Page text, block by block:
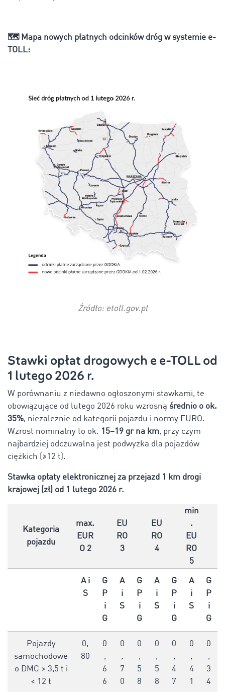
🗺️Mapa nowych płatnych odcinków dróg w systemie e-
TOLL:
Źródło: etoll.gov.pl
Stawki opłat drogowych e e-TOLL od
1 lutego 2026 r.
W porównaniu z niedawno ogłoszonymi stawkami, te
obowiązujące od lutego 2026 roku wzrosną średnio o ok.
35%, niezależnie od kategorii pojazdu i normy EURO.
Wzrost nominalny to ok. 15–19 gr na km, przy czym
najbardziej odczuwalna jest podwyżka dla pojazdów
ciężkich (≥12 t).
Stawka opłaty elektronicznej za przejazd 1 km drogi
krajowej (zł) od 1 lutego 2026 r.
Kategoria
pojazdu
max.
EUR
O 2
EU
RO
3
EU
RO
4
min
.
EU
RO
5
A i
S
G
P
i
G
A
i
S
G
P
i
G
A
i
S
G
P
i
G
A
i
S
G
P
i
G
Pojazdy
samochodowe
o DMC > 3,5 t i
< 12 t
0,
80
0
,
6
6
0
,
7
0
0
,
5
8
0
,
5
8
0
,
4
7
0
,
4
1
0
,
3
4